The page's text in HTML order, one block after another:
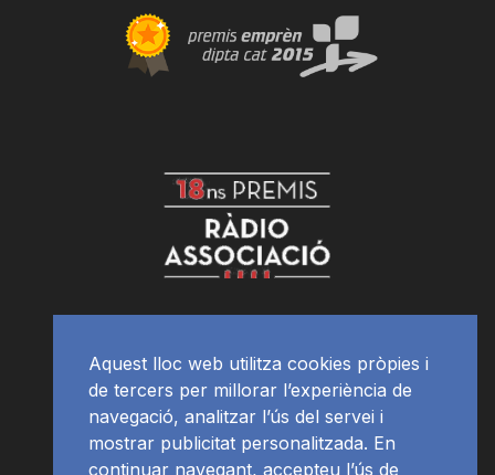
Aquest lloc web utilitza cookies pròpies i
de tercers per millorar l’experiència de
navegació, analitzar l’ús del servei i
mostrar publicitat personalitzada. En
continuar navegant, accepteu l’ús de